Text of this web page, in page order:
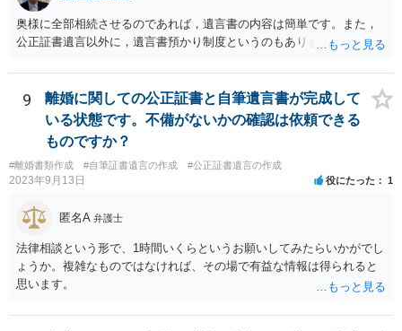
奥様に全部相続させるのであれば，遺言書の内容は簡単です。また，
公正証書遺言以外に，遺言書預かり制度というのもあります。
9
離婚に関しての公正証書と自筆遺言書が完成して
いる状態です。不備がないかの確認は依頼できる
ものですか？
#離婚書類作成 #自筆証書遺言の作成 #公正証書遺言の作成
2023年9月13日 役にたった 1
匿名A 弁護士
法律相談という形で、1時間いくらというお願いしてみたらいかがでし
ょうか。複雑なものではなければ、その場で有益な情報は得られると
思います。